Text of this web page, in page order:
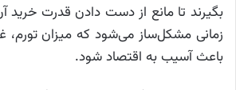
بگیرند تا مانع از دست دادن قدرت
زمانی مشکل‌ساز می‌شود که میزان تورم،
باعث آسیب به اقتصاد شود.